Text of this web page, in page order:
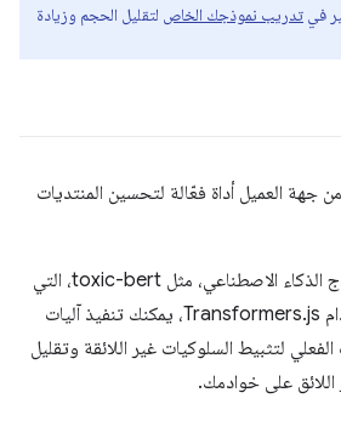
تدريب نموذجك الخاصلتقليل الحجم وزيادة
العميل أداة فعّالة لتحسين المنتديات
من خلال الاستفادة من نماذج الذكاء الاصطناعي، مثل toxic-bert، التي
تعمل في المتصفّح باستخدام Transformers.js، يمكنك تنفيذ آليات
لتثبيط السلوكيات غير اللائقة وتقليل
على خوادمك.